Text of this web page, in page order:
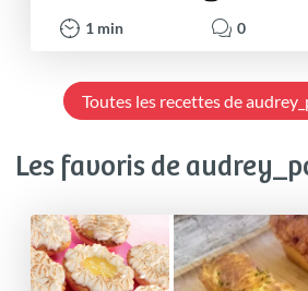
1 min 0
Toutes les recettes de
Les favoris de